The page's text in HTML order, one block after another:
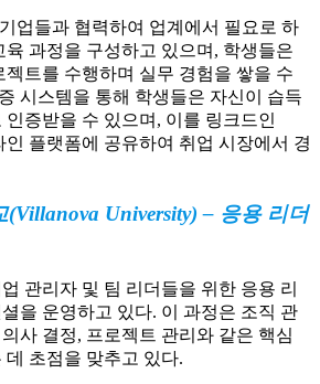
업들과 협력하여 업계에서 필요로 하
과정을 구성하고 있으며, 학생들은
트를 수행하며 실무 경험을 쌓을 수
시스템을 통해 학생들은 자신이 습득
증받을 수 있으며, 이를 링크드인
인 플랫폼에 공유하여 취업 시장에서 경
University) – 응용 리더
관리자 및 팀 리더들을 위한 응용 리
을 운영하고 있다. 이 과정은 조직 관
사 결정, 프로젝트 관리와 같은 핵심
초점을 맞추고 있다.